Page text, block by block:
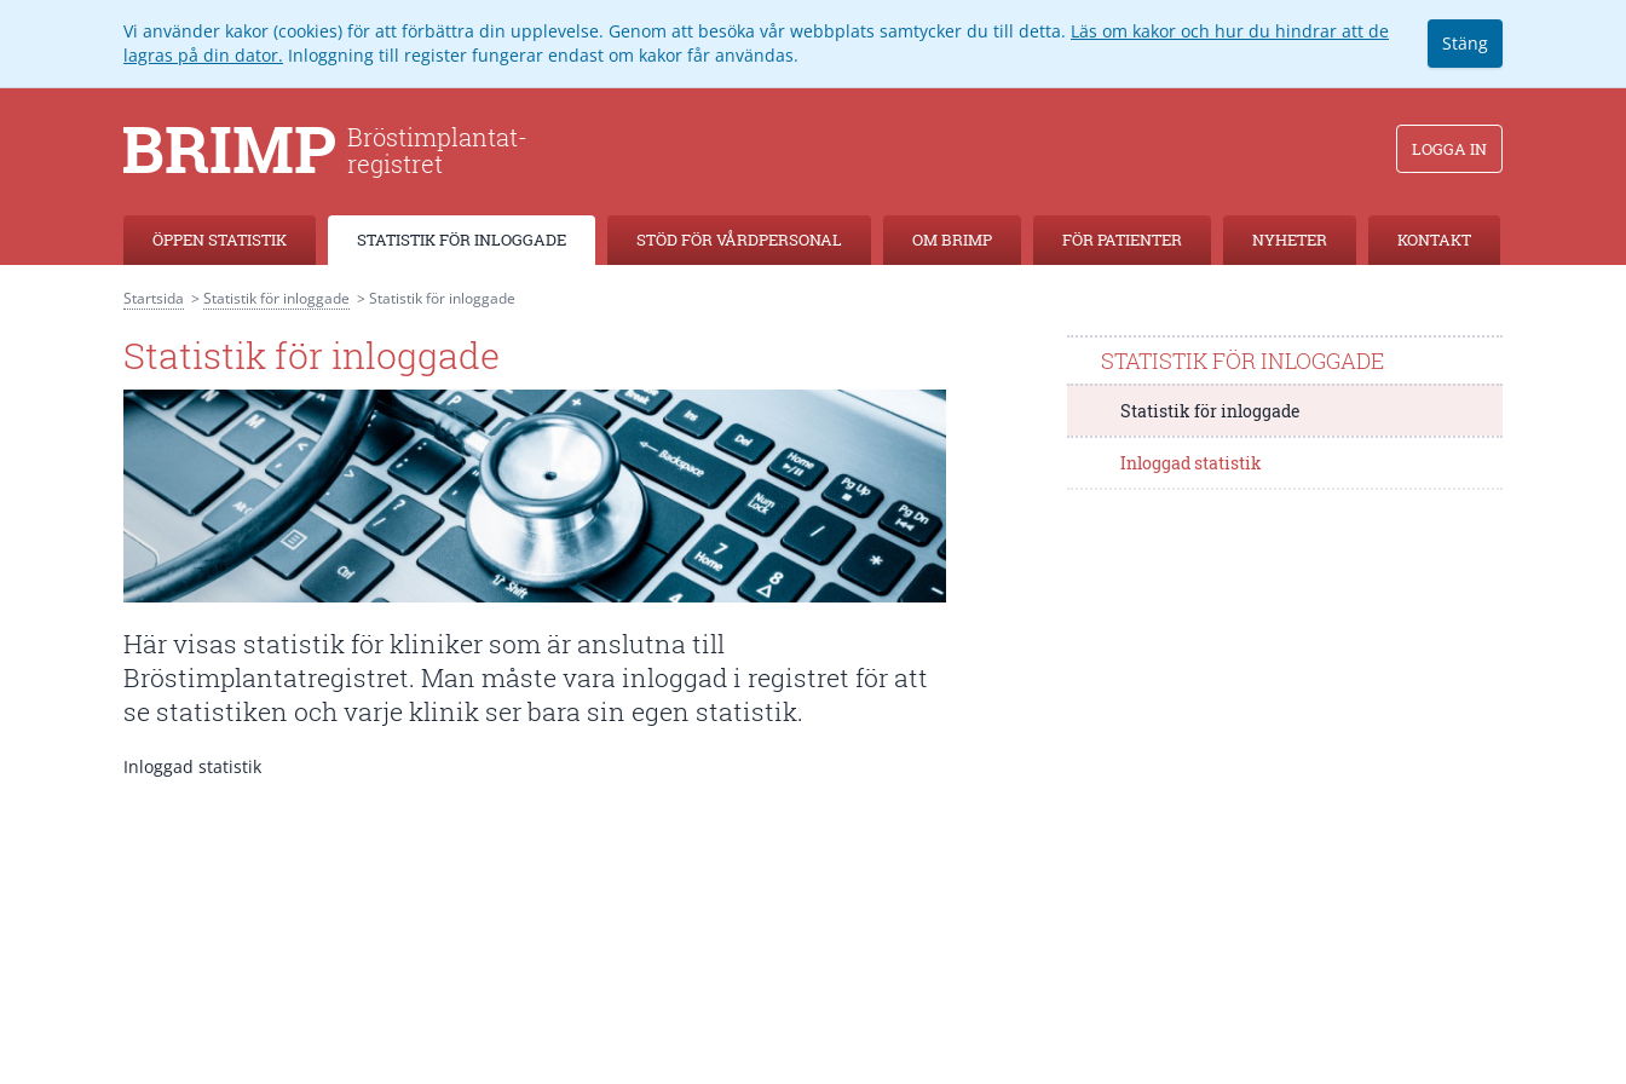
Vi använder kakor (cookies) för att förbättra din upplevelse. Genom att besöka vår webbplats samtycker du till detta. Läs om kakor och hur du hindrar att de
lagras på din dator. Inloggning till register fungerar endast om kakor får användas.
Stäng
LOGGA IN
ÖPPEN STATISTIK STATISTIK FÖR INLOGGADE STÖD FÖR VÅRDPERSONAL OM BRIMP FÖR PATIENTER NYHETER KONTAKT
Startsida Statistik för inloggade Statistik för inloggade
Statistik för inloggade
Här visas statistik för kliniker som är anslutna till
Bröstimplantatregistret. Man måste vara inloggad i registret för att
se statistiken och varje klinik ser bara sin egen statistik.
Inloggad statistik
STATISTIK FÖR INLOGGADE
Statistik för inloggade
Inloggad statistik